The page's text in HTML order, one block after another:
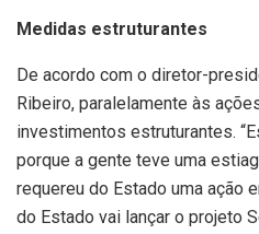
Medidas estruturantes
De acordo com o diretor-
Ribeiro, paralelamente às
investimentos estruturantes.
porque a gente teve uma
requereu do Estado uma ação
do Estado vai lançar o projeto